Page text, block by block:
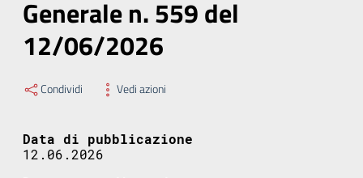
Generale n. 559 del
12/06/2026
Condividi Vedi azioni
Data di pubblicazione
12.06.2026